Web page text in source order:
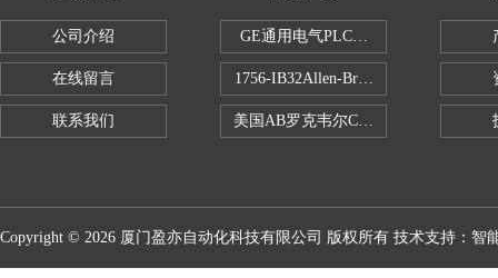
公司介绍
在线留言
联系我们
GE通用电气PLC控制器
1756-IB32Allen-Bradley1756IB32数字
美国AB罗克韦尔CPU处理器
Copyright © 2026 厦门盈亦自动化科技有限公司 版权所有 技术支持： 智